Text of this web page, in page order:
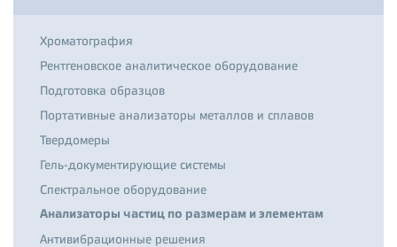
Хроматография
Рентгеновское аналитическое оборудование
Подготовка образцов
Портативные анализаторы металлов и сплавов
Твердомеры
Гель-документирующие системы
Спектральное оборудование
Анализаторы частиц по размерам и элементам
Антивибрационные решения